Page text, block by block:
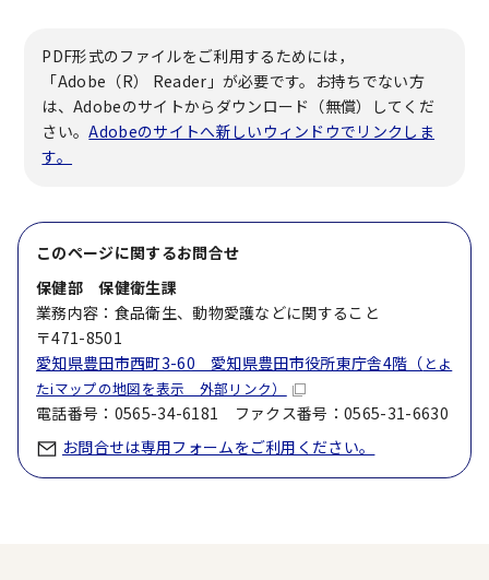
PDF形式のファイルをご利用するためには，
「Adobe（R） Reader」が必要です。お持ちでない方
は、Adobeのサイトからダウンロード（無償）してくだ
さい。Adobeのサイトへ新しいウィンドウでリンクしま
す。
このページに関するお問合せ
保健部 保健衛生課
業務内容：食品衛生、動物愛護などに関すること
〒471-8501
愛知県豊田市西町3-60 愛知県豊田市役所東庁舎4階（ とよ
たiマップの地図を表示 外部リンク）
電話番号：0565-34-6181 ファクス番号：0565-31-6630
お問合せは専用フォームをご利用ください。